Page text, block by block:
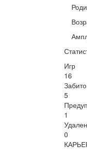
Игр
16
Забито
5
1
0